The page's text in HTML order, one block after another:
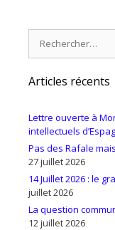
Articles récents
Lettre ouverte à
intellectuels
Pas des Rafale
27 juillet 2026
14 Juillet 2026 : le
juillet 2026
La question
12 juillet 2026